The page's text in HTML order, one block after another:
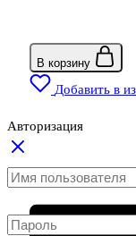
В корзину
Добавить в
Авторизация